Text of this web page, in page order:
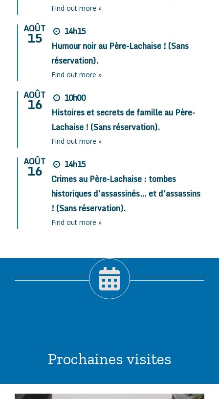
Find out more »
AOÛT
15
14h15
Humour noir au Père-Lachaise ! (Sans
réservation).
Find out more »
AOÛT
16
10h00
Histoires et secrets de famille au Père-
Lachaise ! (Sans réservation).
Find out more »
AOÛT
16
14h15
Crimes au Père-Lachaise : tombes
historiques d’assassinés… et d’assassins
! (Sans réservation).
Find out more »
Prochaines visites